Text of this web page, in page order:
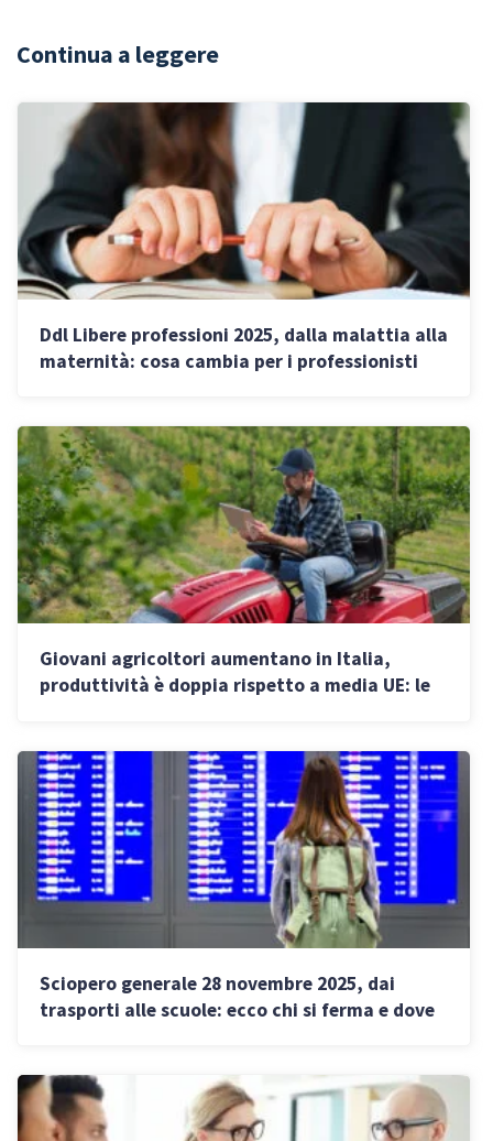
Continua a leggere
Ddl Libere professioni 2025, dalla malattia alla
maternità: cosa cambia per i professionisti
Giovani agricoltori aumentano in Italia,
produttività è doppia rispetto a media UE: le
Sciopero generale 28 novembre 2025, dai
trasporti alle scuole: ecco chi si ferma e dove